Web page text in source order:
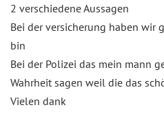
2 verschiedene Aussagen
Bei der versicherung haben wir
bin
Bei der Polizei das mein mann
Wahrheit sagen weil die das
Vielen dank